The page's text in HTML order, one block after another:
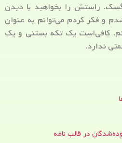
راستش را بخواهید با دیدن
و فکر کردم می‌توانم به عنوان
کافی‌است یک تکه بستنی و یک
ندارد.
در قالب نامه